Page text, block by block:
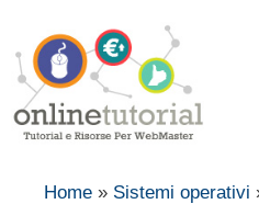
contenuto
Home » Sistemi operativi